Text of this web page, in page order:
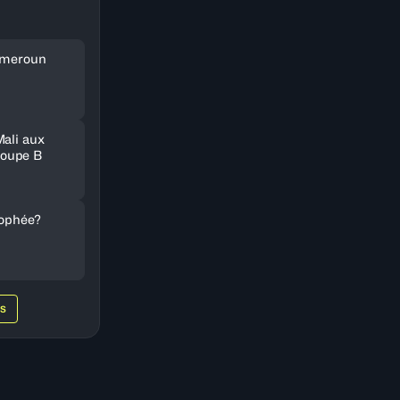
aux
B